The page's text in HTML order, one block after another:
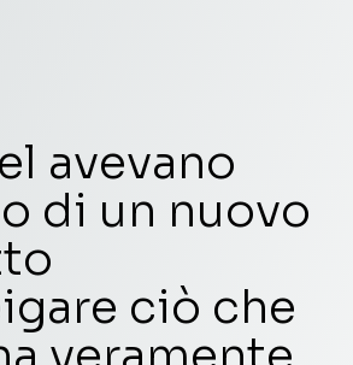
avevano
di un nuovo
ciò che